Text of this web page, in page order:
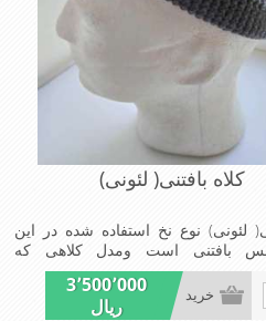
کلاه بافتنی( لئونی)
لئونی) نوع نخ استفاده شده در این
بافتنی است ومدل کلاهی که
می پسندند شیک و مناسب افراد خوش
عالی ,دوخت مناسب, سبکی,خوش
این کلاه می باشند
3٬500٬000
ریال
خرید